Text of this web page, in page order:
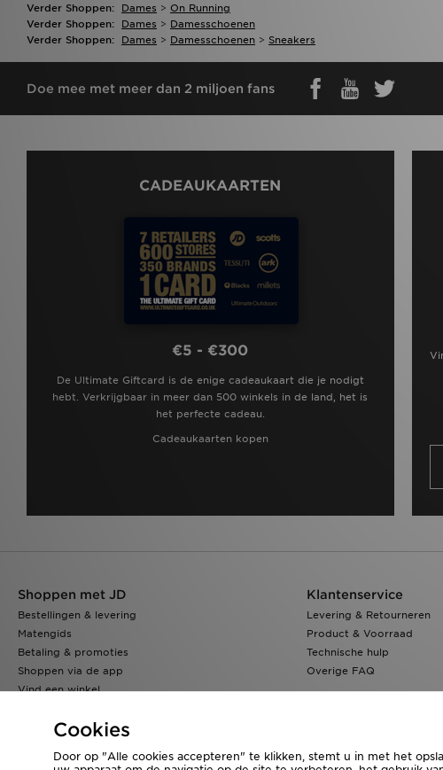
Verder Shoppen: Dames > On Running
Verder Shoppen:
Dames > Damesschoenen
Verder Shoppen:
Dames > Damesschoenen > Sneakers
Doe mee met meer dan 2 miljoen fans
CADEAUKAARTEN
€5 - €300
De Ultimate Giftcard is de enige cadeaukaart die je nodigt
hebt. Verkrijgbaar in meer dan 500 winkels in de land, het is
het perfecte cadeau.
Cadeaukaarten kopen
Shoppen met JD
Bestellingen & levering
Matengids
Betaling & promoties
Shoppen via de app
Vind een winkel
Klantenservice
Levering & Retourneren
Product & Voorraad
Technische hulp
Overige FAQ
Cookies
Door op "Alle cookies accepteren" te klikken, stemt u in met het